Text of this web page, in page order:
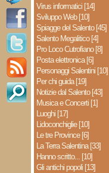
Virus informatici [14]
Sviluppo Web [10]
Spiagge del Salento [45]
Salento Megalitico [4]
Pro Loco Cutrofiano [8]
Posta elettronica [6]
Personaggi Salentini [10]
Per chi guida [19]
Notizie dal Salento [43]
Musica e Concerti [1]
Luoghi [17]
Lidoconchiglie [10]
Le tre Province [6]
La Terra Salentina [33]
Hanno scritto... [10]
Gli antichi popoli [13]